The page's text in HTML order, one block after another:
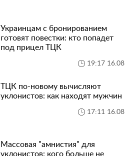
Украинцам с бронированием
готовят повестки: кто попадет
под прицел ТЦК
19:17 16.08
ТЦК по-новому вычисляют
уклонистов: как находят мужчин
17:11 16.08
Массовая "амнистия" для
уклонистов: кого больше не